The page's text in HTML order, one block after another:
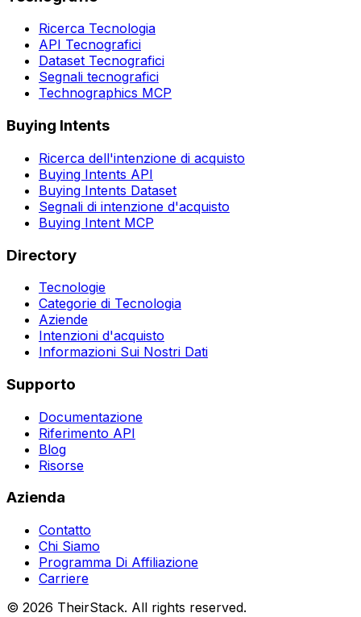
Ricerca Tecnologia
API Tecnografici
Dataset Tecnografici
Segnali tecnografici
Technographics MCP
Buying Intents
Ricerca dell'intenzione di acquisto
Buying Intents API
Buying Intents Dataset
Segnali di intenzione d'acquisto
Buying Intent MCP
Directory
Tecnologie
Categorie di Tecnologia
Aziende
Intenzioni d'acquisto
Informazioni Sui Nostri Dati
Supporto
Documentazione
Riferimento API
Blog
Risorse
Azienda
Contatto
Chi Siamo
Programma Di Affiliazione
Carriere
© 2026 TheirStack. All rights reserved.